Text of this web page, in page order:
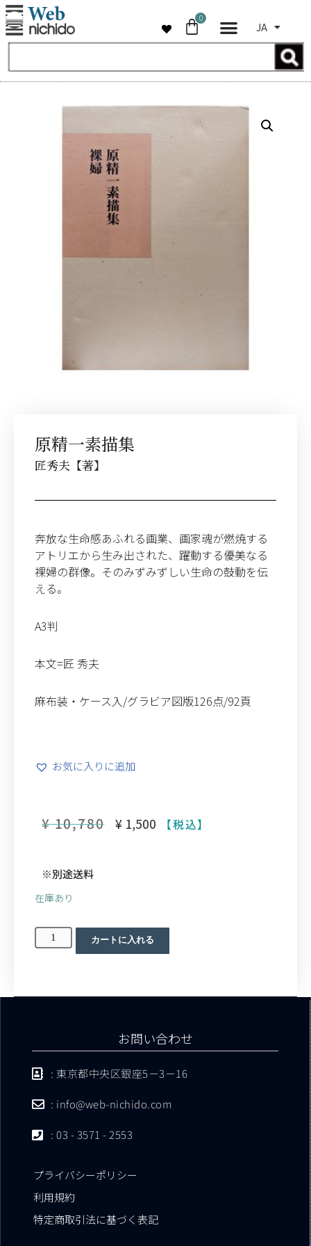
コ
テ
0
JA
原精一素描集
匠秀夫 【著】
奔放な生命感あふれる画業、画家魂が燃焼する
アトリエから生み出された、躍動する優美なる
裸婦の群像。そのみずみずしい生命の鼓動を伝
える。
A3判
本文=匠 秀夫
麻布装・ケース入/グラビア図版126点/92頁
お気に入りに追加
¥10,780 ¥ 1,500 【税込】
※別途送料
在庫あり
カートに入れる
お問い合わせ
: 東京都中央区銀座5－3－16
: info@web-nichido.com
: 03 - 3571 - 2553
プライバシーポリシー
利用規約
特定商取引法に基づく表記